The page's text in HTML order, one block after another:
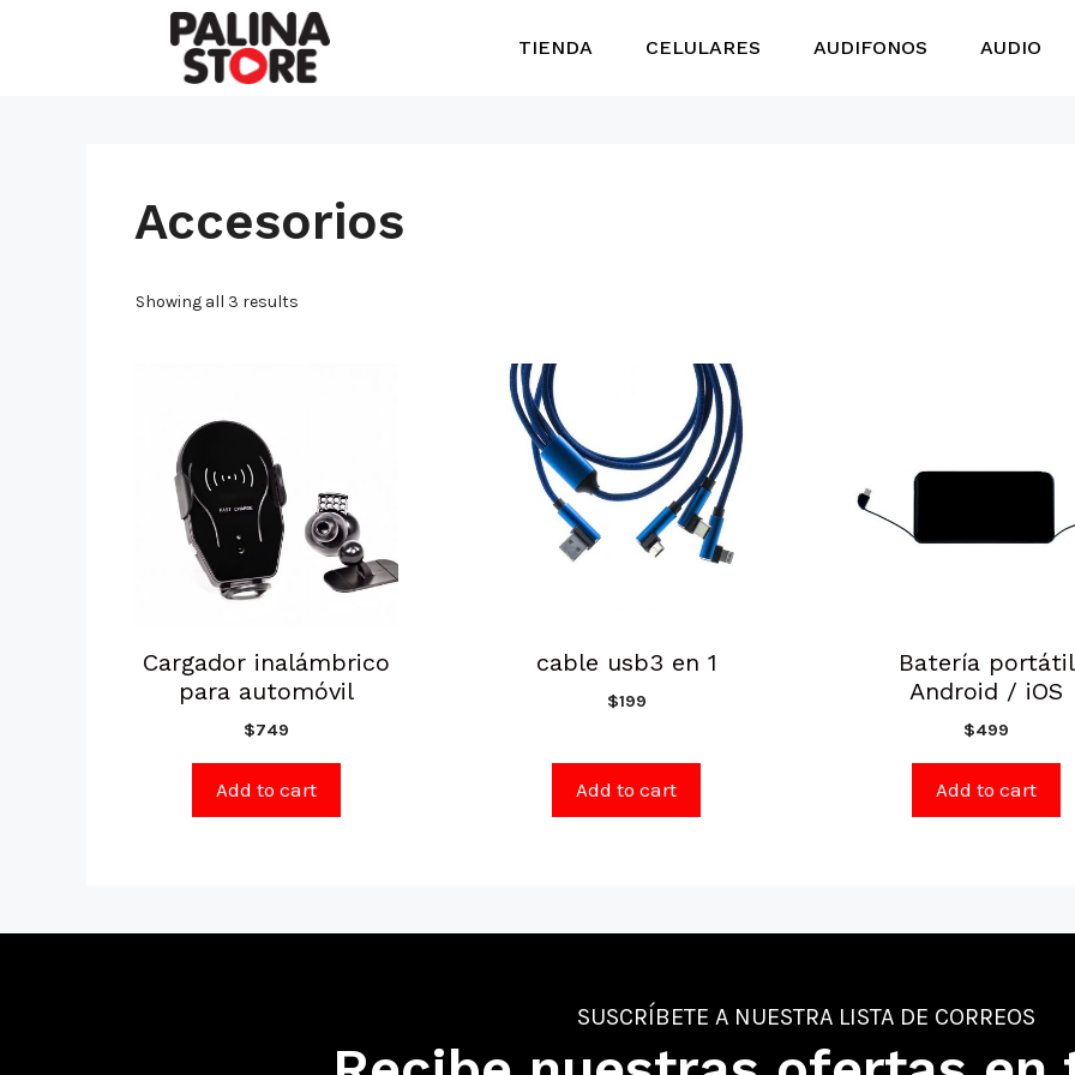
TIENDA CELULARES AUDIFONOS AUDIO
Accesorios
Showing all 3 results
Cargador inalámbrico
para automóvil
$749
Add to cart
cable usb3 en 1
$199
Add to cart
Batería portátil
Android / iOS
$499
Add to cart
SUSCRÍBETE A NUESTRA LISTA DE CORREOS